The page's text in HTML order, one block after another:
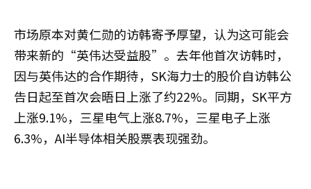
市场原本对黄仁勋的访韩寄予厚望，认为这可能会
带来新的“英伟达受益股”。去年他首次访韩时，
因与英伟达的合作期待，SK海力士的股价自访韩公
告日起至首次会晤日上涨了约22%。同期，SK平方
上涨9.1%，三星电气上涨8.7%，三星电子上涨
6.3%，AI半导体相关股票表现强劲。